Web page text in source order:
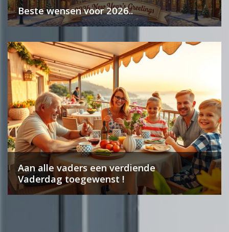
Beste wensen voor 2026..
Aan alle vaders een verdiende
Vaderdag toegewenst !